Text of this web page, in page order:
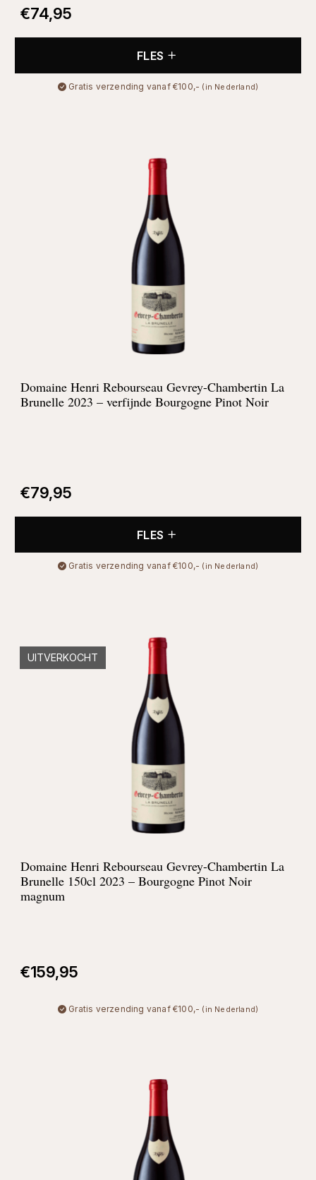
€74,95
FLES
Gratis verzending vanaf €100,- (in Nederland)
Domaine Henri Rebourseau Gevrey-Chambertin La
Brunelle 2023 – verfijnde Bourgogne Pinot Noir
€79,95
FLES
Gratis verzending vanaf €100,- (in Nederland)
UITVERKOCHT
Domaine Henri Rebourseau Gevrey-Chambertin La
Brunelle 150cl 2023 – Bourgogne Pinot Noir
magnum
€159,95
Gratis verzending vanaf €100,- (in Nederland)